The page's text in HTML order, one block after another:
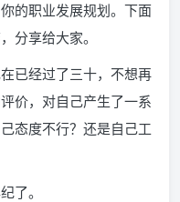
的职业发展规划。下面
分享给大家。
已经过了三十，不想再
价，对自己产生了一系
态度不行？还是自己工
了。